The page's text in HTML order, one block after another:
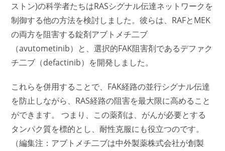
ストン)の科学者たちはRASシグナル伝達ネットワークを
制御する他の方法を検討しました。彼らは、RAFとMEK
の両方を阻害する錠剤アブトメチ二ブ
（avutometinib）と、選択的FAK阻害剤であるデファク
チ二ブ（defactinib）を開発しました。
これらを併用することで、FAK経路の並行シグナル伝達
を防止しながら、RAS経路の阻害を最大限に高めること
ができます。 つまり、この薬剤は、がんが必要とする
タンパク質を標的とし、耐性克服にも役立つのです。
（編集注：アブトメチ二ブは中外製薬株式会社が創製